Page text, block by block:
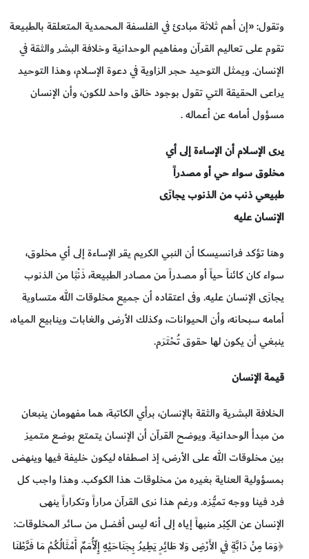
وتقول: «إن أهم ثلاثة مبادئ في الفلسفة المحمدية المتعلقة بالطبيعة
تقوم على تعاليم القرآن ومفاهيم الوحدانية وخلافة البشر والثقة في
الإنسان. ويمثل التوحيد حجر الزاوية في دعوة الإسلام، وهذا التوحيد
يراعى الحقيقة التي تقول بوجود خالق واحد للكون، وأن الإنسان
مسؤول أمامه عن أعماله .
يرى الإسلام أن الإساءة إلى أي
مخلوق سواء حي أو مصدراً
طبيعي ذنب من الذنوب يجازَى
الإنسان عليه
وهنا تؤكد فرانسيسكا أن النبي الكريم يقر الإساءة إلى أي مخلوق،
سواء كان كائناً حياً أو مصدراً من مصادر الطبيعة، ذَنْبًا من الذنوب
يجازَى الإنسان عليه. وفى اعتقاده أن جميع مخلوقات الله متساوية
أمامه سبحانه، وأن الحيوانات، وكذلك الأرض والغابات وينابيع المياه،
ينبغي أن يكون لها حقوق تُحْتَرَم.
قيمة الإنسان
الخلافة البشرية والثقة بالإنسان، برأي الكاتبة، هما مفهومان ينبعان
من مبدأ الوحدانية. ويوضح القرآن أن الإنسان يتمتع بوضع متميز
بين مخلوقات الله على الأرض، إذ اصطفاه ليكون خليفة فيها وينهض
بمسؤولية العناية بغيره من مخلوقات هذا الكوكب. وهذا واجب كل
فرد فينا ووجه تميُّزه. ورغم هذا نرى القرآن مراراً وتكراراً ينهى
الإنسان عن الكِبْر منبهاً إياه إلى أنه ليس أفضل من سائر المخلوقات:
﴿وَمَا مِنْ دَابَّةٍ فِي الأَرْضِ وَلا طَائِرٍ يَطِيرُ بِجَنَاحَيْهِ إِلّأُمَمٌ أَمْثَالُكُمْ مَا فَرَّطْنَا